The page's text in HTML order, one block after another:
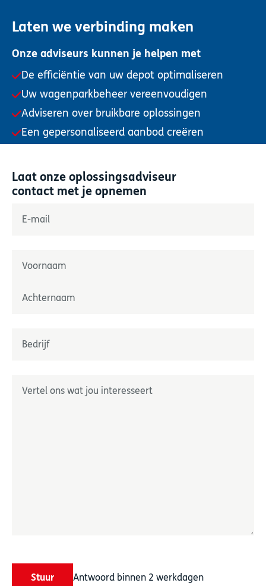
Laten we verbinding maken
Onze adviseurs kunnen je helpen met
De efficiëntie van uw depot optimaliseren
Uw wagenparkbeheer vereenvoudigen
Adviseren over bruikbare oplossingen
Een gepersonaliseerd aanbod creëren
Laat onze oplossingsadviseur
contact met je opnemen
Stuur Antwoord binnen 2 werkdagen